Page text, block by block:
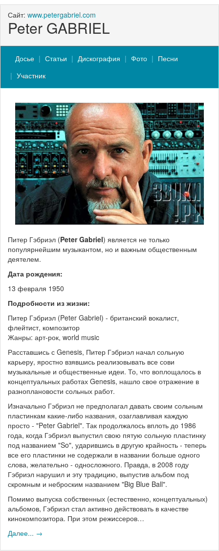
Сайт: www.petergabriel.com
Peter GABRIEL
Досье Статьи Дискография Фото
Песни
Участник
Питер Гэбриэл (Peter Gabriel) является не только
популярнейшим музыкантом, но и важным общественным
деятелем.
Дата рождения:
13 февраля 1950
Подробности из жизни:
Питер Гэбриэл (Peter Gabriel) - британский вокалист,
флейтист, композитор
Жанры: арт-рок, world music
Расставшись с Genesis, Питер Гэбриэл начал сольную
карьеру, яростно взявшись реализовывать все сови
музыкальные и общественные идеи. То, что воплощалось в
концептуальных работах Genesis, нашло свое отражение в
разноплановости сольных работ.
Изначально Гэбриэл не предполагал давать своим сольным
пластинкам какие-либо названия, озаглавливая каждую
просто - "Peter Gabriel". Так продолжалось вплоть до 1986
года, когда Гэбриэл выпустил свою пятую сольную пластинку
под названием "So", ударившись в другую крайность - теперь
все его пластинки не содержали в названии больше одного
слова, желательно - односложного. Правда, в 2008 году
Гэбриэл нарушил и эту традицию, выпустив альбом под
скромным и неброским названием "Big Blue Ball".
Помимо выпуска собственных (естественно, концептуальных)
альбомов, Гэбриэл стал активно действовать в качестве
кинокомпозитора. При этом режиссеров…
Далее... →